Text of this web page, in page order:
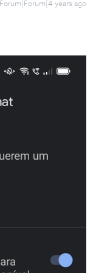
Forum|Forum|4 years ago